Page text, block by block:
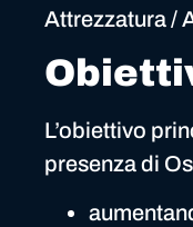
Attrezzatura /
L’obiettivo
presenza di